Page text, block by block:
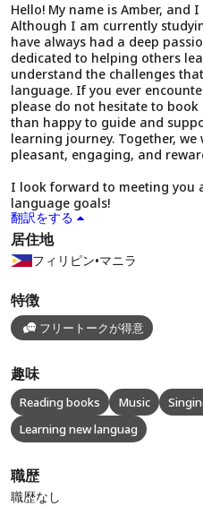
Hello! My name is Amber, and
Although I am currently
have always had a deep
dedicated to helping others
understand the challenges
language. If you ever
please do not hesitate to
than happy to guide and
learning journey. Together,
pleasant, engaging, and
I look forward to meeting you
language goals!
翻訳をする
居住地
フィリピン•マニラ
特徴
フリートークが得意
趣味
Reading books Music
Learning new languag
職歴
職歴なし